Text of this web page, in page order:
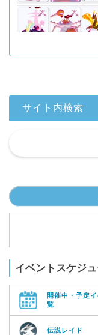
サイト内検索
イベントスケジ
開催中・予定
覧
伝説レイド